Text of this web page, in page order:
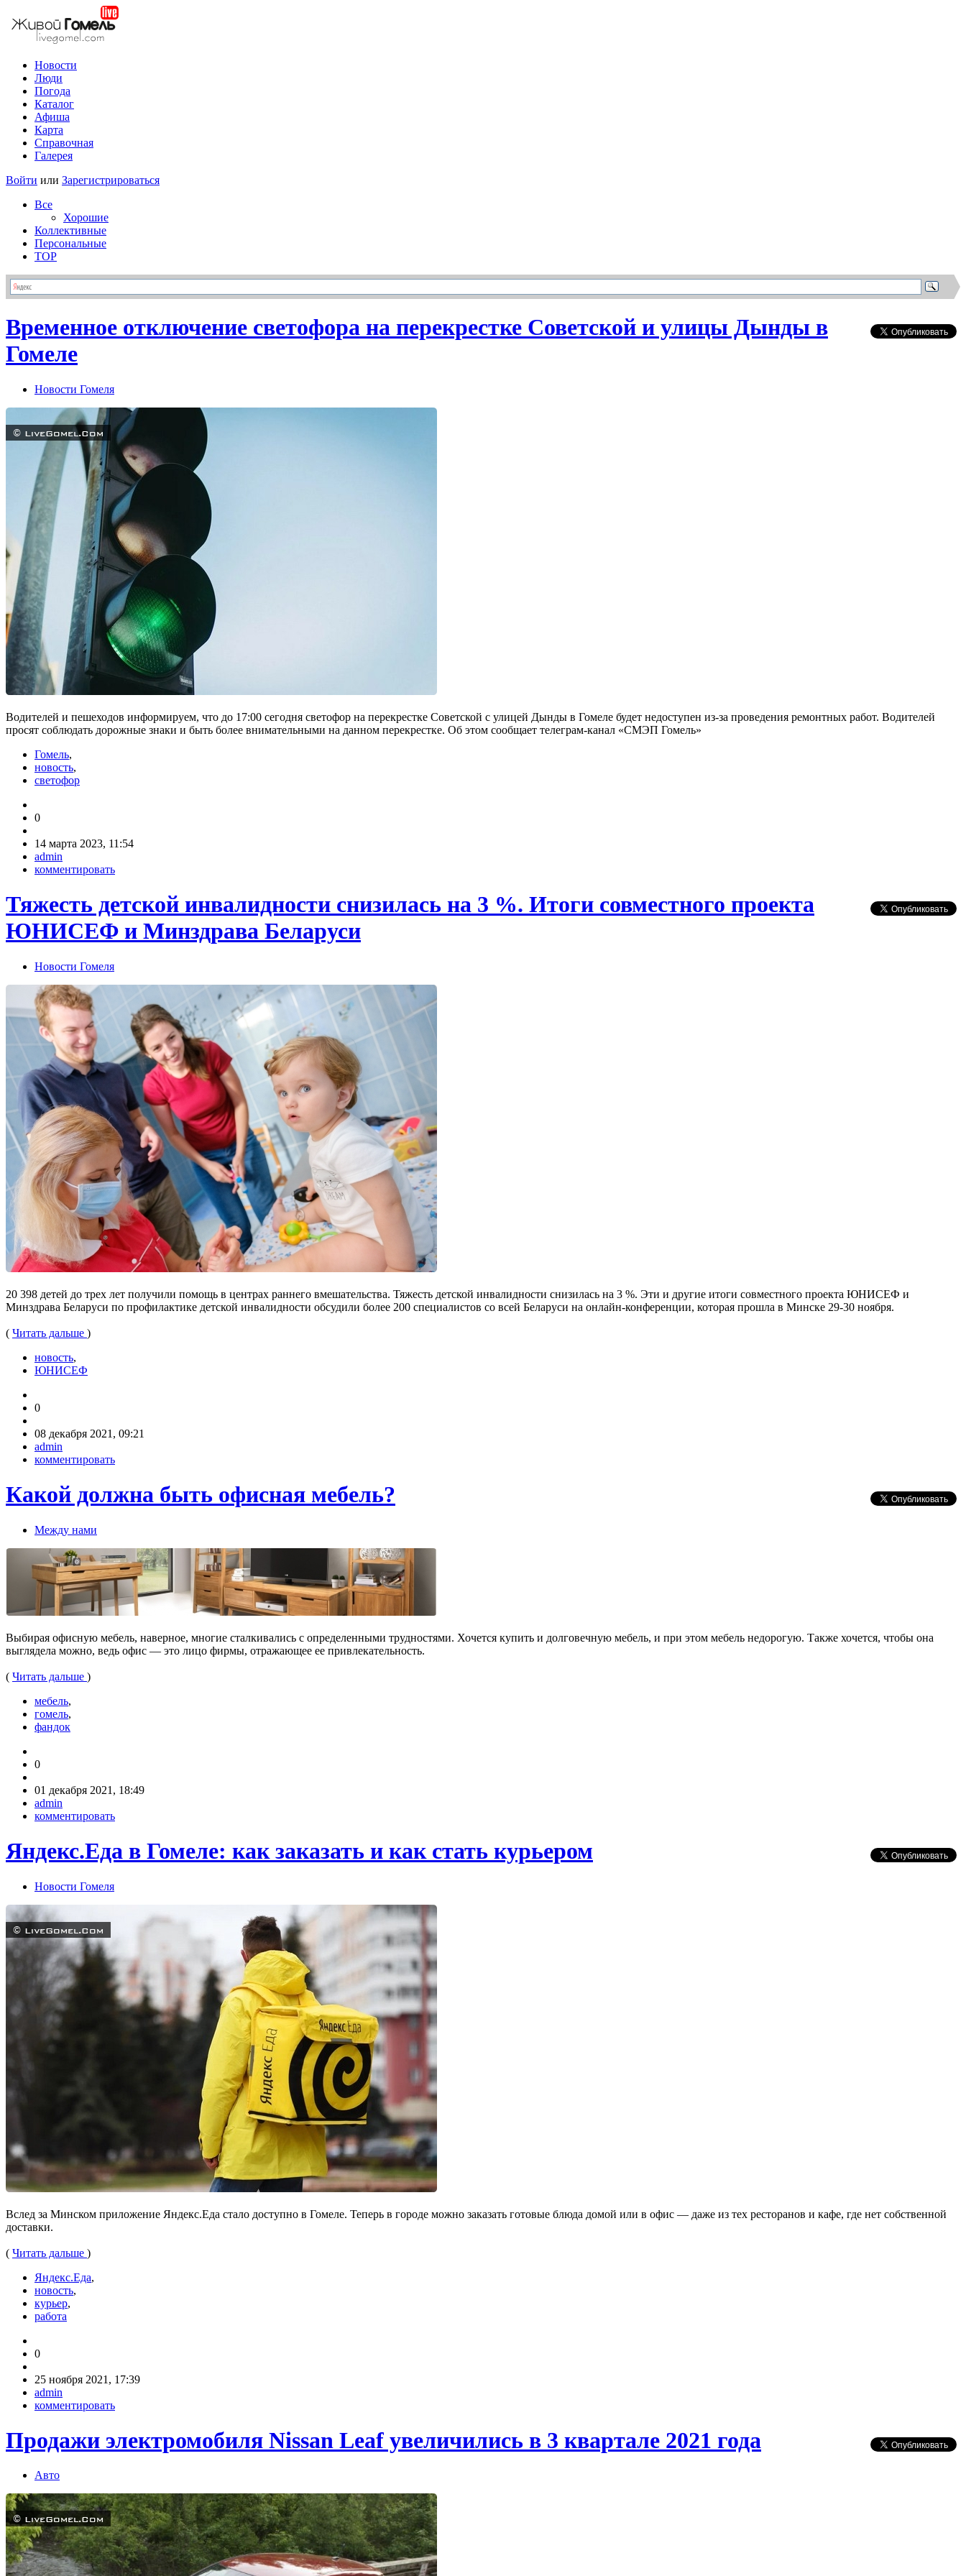
Новости
Люди
Погода
Каталог
Афиша
Карта
Справочная
Галерея
Войти или Зарегистрироваться
Все
Хорошие
Коллективные
Персональные
TOP
Временное отключение светофора на перекрестке Советской и улицы Дынды в
Гомеле
Новости Гомеля
Водителей и пешеходов информируем, что до 17:00 сегодня светофор на перекрестке Советской с улицей Дынды в Гомеле будет недоступен из-за проведения ремонтных работ. Водителей
просят соблюдать дорожные знаки и быть более внимательными на данном перекрестке. Об этом сообщает телеграм-канал «СМЭП Гомель»
Гомель,
новость,
светофор
0
14 марта 2023, 11:54
admin
комментировать
Тяжесть детской инвалидности снизилась на 3 %. Итоги совместного проекта
ЮНИСЕФ и Минздрава Беларуси
Новости Гомеля
20 398 детей до трех лет получили помощь в центрах раннего вмешательства. Тяжесть детской инвалидности снизилась на 3 %. Эти и другие итоги совместного проекта ЮНИСЕФ и
Минздрава Беларуси по профилактике детской инвалидности обсудили более 200 специалистов со всей Беларуси на онлайн-конференции, которая прошла в Минске 29-30 ноября.
( Читать дальше )
новость,
ЮНИСЕФ
0
08 декабря 2021, 09:21
admin
комментировать
Какой должна быть офисная мебель?
Между нами
Выбирая офисную мебель, наверное, многие сталкивались с определенными трудностями. Хочется купить и долговечную мебель, и при этом мебель недорогую. Также хочется, чтобы она
выглядела можно, ведь офис — это лицо фирмы, отражающее ее привлекательность.
( Читать дальше )
мебель,
гомель,
фандок
0
01 декабря 2021, 18:49
admin
комментировать
Яндекс.Еда в Гомеле: как заказать и как стать курьером
Новости Гомеля
Вслед за Минском приложение Яндекс.Еда стало доступно в Гомеле. Теперь в городе можно заказать готовые блюда домой или в офис — даже из тех ресторанов и кафе, где нет собственной
доставки.
( Читать дальше )
Яндекс.Еда,
новость,
курьер,
работа
0
25 ноября 2021, 17:39
admin
комментировать
Продажи электромобиля Nissan Leaf увеличились в 3 квартале 2021 года
Авто